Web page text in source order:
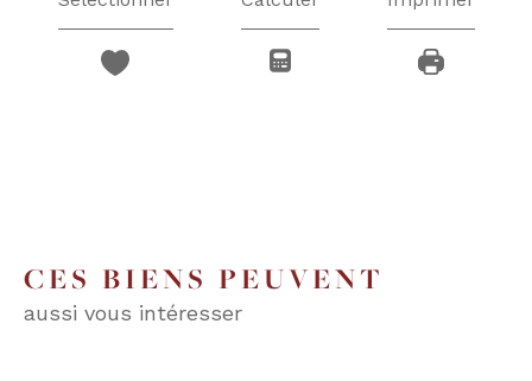
CES BIENS PEUVENT
aussi vous intéresser